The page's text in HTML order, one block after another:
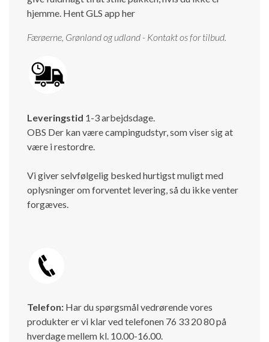
hjemme. Hent GLS app her
Færøerne, Grønland og udland - Kontakt os for tilbud.
Leveringstid 1-3 arbejdsdage.
OBS Der kan være campingudstyr, som viser sig at
være i restordre.
Vi giver selvfølgelig besked hurtigst muligt med
oplysninger om forventet levering, så du ikke venter
forgæves.
Telefon: Har du spørgsmål vedrørende vores
produkter er vi klar ved telefonen 76 33 20 80 på
hverdage mellem kl. 10.00-16.00.